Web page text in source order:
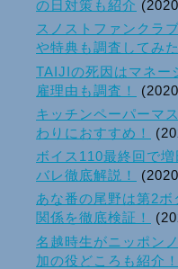
の日対策も紹介
スノストファンクラ
や特典も調査してみた
TAIJIの死因はマネー
雇理由も調査！
キッチンペーパーマ
わりにおすすめ！
ボイス110最終回で
バレ徹底解説！
あな番の尾野は第2
関係を徹底検証！
名越時生がニッポン
加の役どころも紹介！